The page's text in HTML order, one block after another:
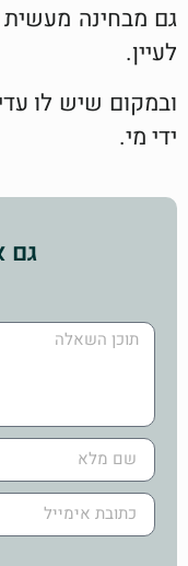
גם מבחינה מעשית
לעיין.
ובמקום שיש לו
ידי מי.
גם